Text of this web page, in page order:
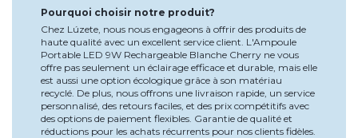
Pourquoi choisir notre produit?
Chez Lúzete, nous nous engageons à offrir des produits de
haute qualité avec un excellent service client. L'Ampoule
Portable LED 9W Rechargeable Blanche Cherry ne vous
offre pas seulement un éclairage efficace et durable, mais elle
est aussi une option écologique grâce à son matériau
recyclé. De plus, nous offrons une livraison rapide, un service
personnalisé, des retours faciles, et des prix compétitifs avec
des options de paiement flexibles. Garantie de qualité et
réductions pour les achats récurrents pour nos clients fidèles.